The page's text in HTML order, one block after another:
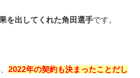
を出してくれた角田選手です。
2022年の契約も決まったことだし